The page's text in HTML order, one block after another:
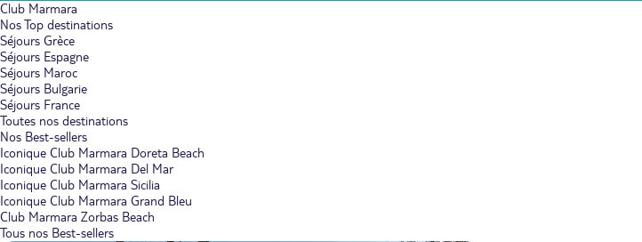
Club Marmara
Nos Top destinations
Séjours Grèce
Séjours Espagne
Séjours Maroc
Séjours Bulgarie
Séjours France
Toutes nos destinations
Nos Best-sellers
Iconique Club Marmara Doreta Beach
Iconique Club Marmara Del Mar
Iconique Club Marmara Sicilia
Iconique Club Marmara Grand Bleu
Club Marmara Zorbas Beach
Tous nos Best-sellers